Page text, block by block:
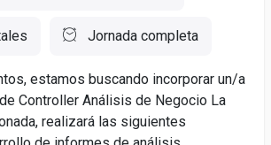
Jornada completa
estamos buscando incorporar un/a
Controller Análisis de Negocio La
realizará las siguientes